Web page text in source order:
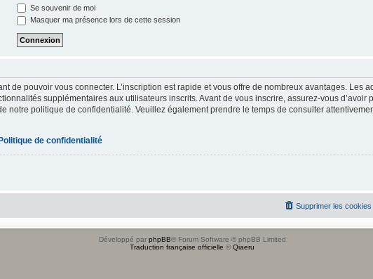
Se souvenir de moi
Masquer ma présence lors de cette session
de pouvoir vous connecter. L’inscription est rapide et vous offre de nombreux avantages. Les
supplémentaires aux utilisateurs inscrits. Avant de vous inscrire, assurez-vous d’avoir
notre politique de confidentialité. Veuillez également prendre le temps de consulter
Politique de confidentialité
Supprimer les cookies
Développé par phpBB® Forum Software © phpBB Limited
Traduction française officielle © Qiaeru